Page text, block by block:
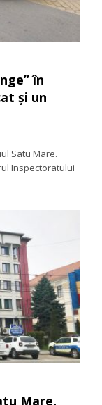
în
și un
Satu Mare.
Inspectoratului
Mare,